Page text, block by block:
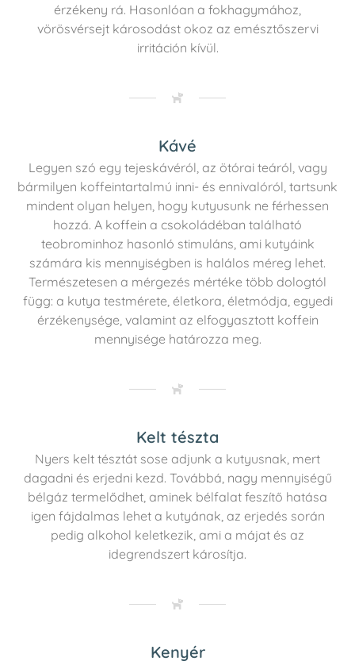
érzékeny rá. Hasonlóan a fokhagymához,
vörösvérsejt károsodást okoz az emésztőszervi
irritáción kívül.
Kávé
Legyen szó egy tejeskávéról, az ötórai teáról, vagy
bármilyen koffeintartalmú inni- és ennivalóról, tartsunk
mindent olyan helyen, hogy kutyusunk ne férhessen
hozzá. A koffein a csokoládéban található
teobrominhoz hasonló stimuláns, ami kutyáink
számára kis mennyiségben is halálos méreg lehet.
Természetesen a mérgezés mértéke több dologtól
függ: a kutya testmérete, életkora, életmódja, egyedi
érzékenysége, valamint az elfogyasztott koffein
mennyisége határozza meg.
Kelt tészta
Nyers kelt tésztát sose adjunk a kutyusnak, mert
dagadni és erjedni kezd. Továbbá, nagy mennyiségű
bélgáz termelődhet, aminek bélfalat feszítő hatása
igen fájdalmas lehet a kutyának, az erjedés során
pedig alkohol keletkezik, ami a májat és az
idegrendszert károsítja.
Kenyér